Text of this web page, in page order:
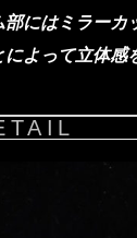
にはミラーカ
よって立体感